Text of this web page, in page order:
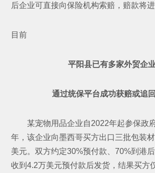
后企业可直接向保险机构索赔，赔款将进
目前
平阳县已有多家外贸企
通过统保平台成功获赔或追
某宠物用品企业自2022年起参保政
年，该企业向墨西哥买方出口三批包装
美元。双方约定30%预付款、70%到港
收到4.2万美元预付款后发货，结果买方